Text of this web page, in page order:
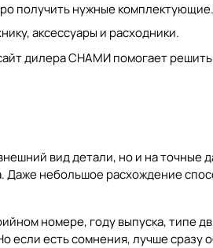
получить нужные комплектующие.
аксессуары и расходники.
дилераСНАМИпомогает
вид детали, но и на точные
небольшое расхождение
номере, году выпуска, типе
есть сомнения, лучше сразу